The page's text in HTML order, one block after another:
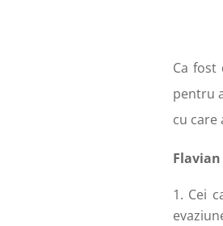
Ca
pentru
cu care
Cei